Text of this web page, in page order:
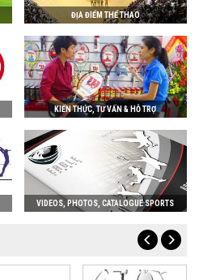
ĐỊA ĐIỂM THỂ THAO
KIẾN THỨC, TƯ VẤN & HỖ TRỢ
VIDEOS, PHOTOS, CATALOGUE SPORTS